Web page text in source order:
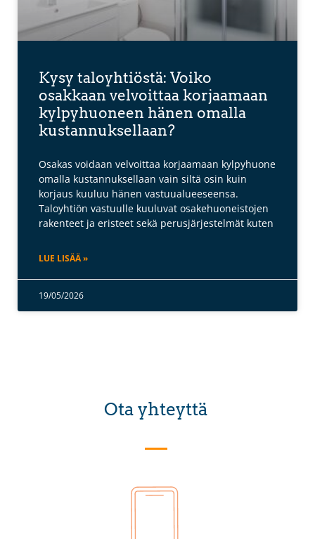
Kysy taloyhtiöstä: Voiko
osakkaan velvoittaa korjaamaan
kylpyhuoneen hänen omalla
kustannuksellaan?
Osakas voidaan velvoittaa korjaamaan kylpyhuone
omalla kustannuksellaan vain siltä osin kuin
korjaus kuuluu hänen vastuualueeseensa.
Taloyhtiön vastuulle kuuluvat osakehuoneistojen
rakenteet ja eristeet sekä perusjärjestelmät kuten
LUE LISÄÄ »
19/05/2026
Ota yhteyttä